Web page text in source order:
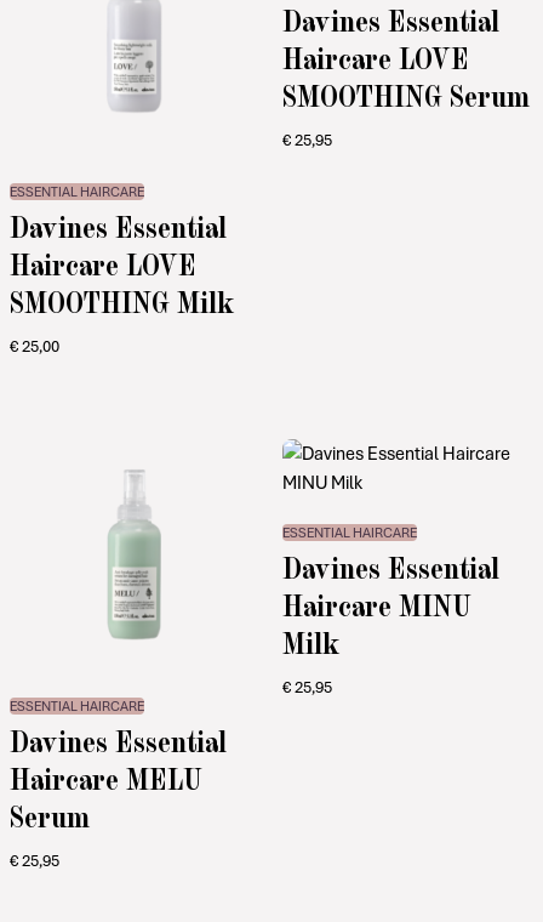
ESSENTIAL HAIRCARE
Davines Essential
Haircare LOVE
SMOOTHING Milk
€25,00
Davines Essential
Haircare LOVE
SMOOTHING Serum
€25,95
ESSENTIAL HAIRCARE
Davines Essential
Haircare MELU
Serum
€25,95
ESSENTIAL HAIRCARE
Davines Essential
Haircare MINU
Milk
€25,95